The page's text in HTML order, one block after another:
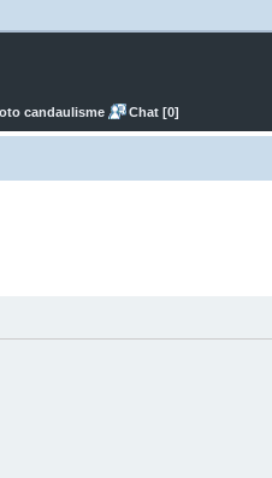
candaulisme Chat [0]